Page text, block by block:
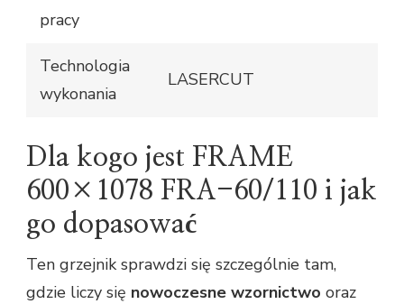
pracy
Technologia
wykonania
LASERCUT
Dla kogo jest FRAME
600×1078 FRA-60/110 i jak
go dopasować
Ten grzejnik sprawdzi się szczególnie tam,
gdzie liczy się nowoczesne wzornictwo oraz